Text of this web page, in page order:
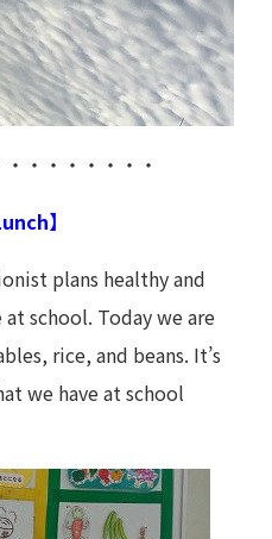
・・・・・・・
】
plans healthy and
school. Today we are
rice, and beans. It’s
we have at school